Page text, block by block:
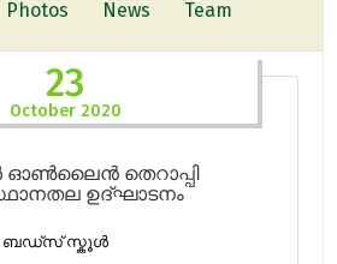
Photos News Team
23
October 2020
തെറാപ്പി
ഉദ്ഘാടനം
ബഡ്സ് സ്കൂൾ